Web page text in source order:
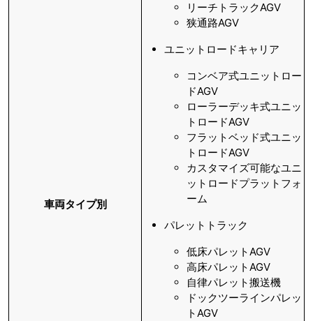
車両タイプ別
リーチトラックAGV
狭通路AGV
ユニットロードキャリア
コンベア式ユニットロー
ドAGV
ローラーデッキ式ユニッ
トロードAGV
フラットベッド式ユニッ
トロードAGV
カスタマイズ可能なユニ
ットロードプラットフォ
ーム
パレットトラック
低床パレットAGV
高床パレットAGV
自律パレット搬送機
ドックツーラインパレッ
トAGV